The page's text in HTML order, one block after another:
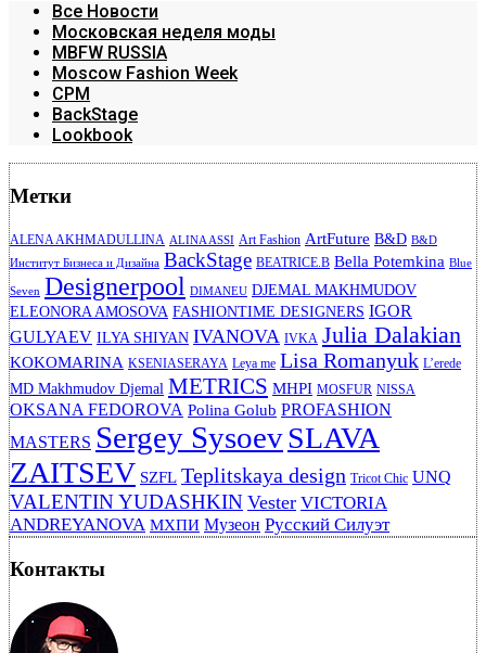
Все Новости
Московская неделя моды
MBFW RUSSIA
Moscow Fashion Week
CPM
BackStage
Lookbook
Метки
ALENA AKHMADULLINA ALINA ASSI Art Fashion ArtFuture B&D B&D
Институт Бизнеса и Дизайна BackStage BEATRICE.B Bella Potemkina Blue
Seven Designerpool DIMANEU DJEMAL MAKHMUDOV
ELEONORA AMOSOVA FASHIONTIME DESIGNERS IGOR
GULYAEV ILYA SHIYAN IVANOVA IVKA Julia Dalakian
KOKOMARINA KSENIASERAYA Leya me Lisa Romanyuk L’erede
MD Makhmudov Djemal METRICS MHPI MOSFUR NISSA
OKSANA FEDOROVA Polina Golub PROFASHION
MASTERS Sergey SysoevSLAVA
ZAITSEV SZFL Teplitskaya design Tricot Chic UNQ
VALENTIN YUDASHKIN Vester VICTORIA
ANDREYANOVA МХПИ Музеон Русский Силуэт
Контакты